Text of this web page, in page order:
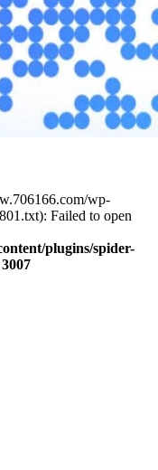
wp-
Failed to open
plugins/spider-
3007